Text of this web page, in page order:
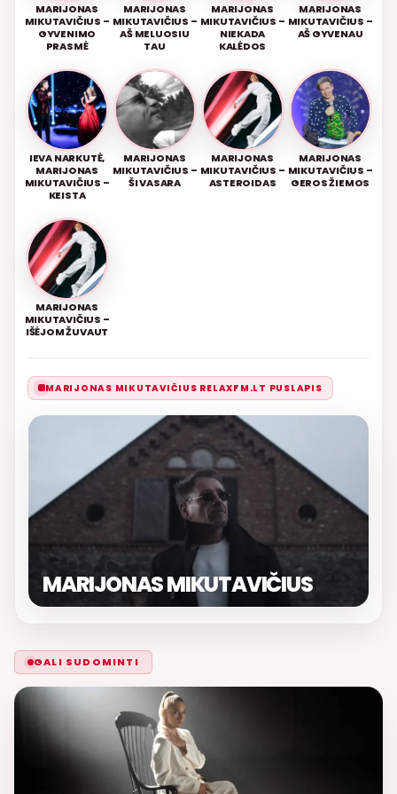
MARIJONAS
MIKUTAVIČIUS –
GYVENIMO
PRASMĖ
MARIJONAS
MIKUTAVIČIUS –
AŠ MELUOSIU
TAU
MARIJONAS
MIKUTAVIČIUS –
NIEKADA
KALĖDOS
MARIJONAS
MIKUTAVIČIUS –
AŠ GYVENAU
IEVA NARKUTĖ,
MARIJONAS
MIKUTAVIČIUS –
KEISTA
MARIJONAS
MIKUTAVIČIUS –
ŠI VASARA
MARIJONAS
MIKUTAVIČIUS –
ASTEROIDAS
MARIJONAS
MIKUTAVIČIUS –
GEROS ŽIEMOS
MARIJONAS
MIKUTAVIČIUS –
IŠĖJOM ŽUVAUT
MARIJONAS MIKUTAVIČIUS RELAXFM.LT PUSLAPIS
MARIJONAS MIKUTAVIČIUS
GALI SUDOMINTI